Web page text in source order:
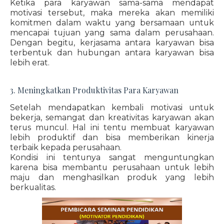
Ketika para karyawan sama-sama mendapat
motivasi tersebut, maka mereka akan memiliki
komitmen dalam waktu yang bersamaan untuk
mencapai tujuan yang sama dalam perusahaan.
Dengan begitu, kerjasama antara karyawan bisa
terbentuk dan hubungan antara karyawan bisa
lebih erat.
3. Meningkatkan Produktivitas Para Karyawan
Setelah mendapatkan kembali motivasi untuk
bekerja, semangat dan kreativitas karyawan akan
terus muncul. Hal ini tentu membuat karyawan
lebih produktif dan bisa memberikan kinerja
terbaik kepada perusahaan.
Kondisi ini tentunya sangat menguntungkan
karena bisa membantu perusahaan untuk lebih
maju dan menghasilkan produk yang lebih
berkualitas.